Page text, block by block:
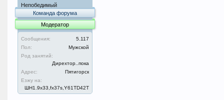
Непобедимый
Команда форума
Модератор
Сообщения:
5.117
Пол:
Мужской
Род занятий:
Дирехтор..пока
Адрес:
Пятигорск
Езжу на:
ШН1.9x33,fx37s,Y61TD42T